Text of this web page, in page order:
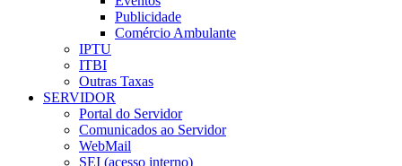
Publicidade
Comércio Ambulante
IPTU
ITBI
Outras Taxas
SERVIDOR
Portal do Servidor
Comunicados ao Servidor
WebMail
SEI (acesso interno)